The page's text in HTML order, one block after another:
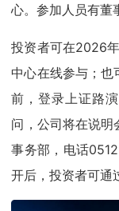
心。参加人员有董
投资者可在2026
中心在线参与；
前，登录上证路
问，公司将在说明
事务部，电话
开后，投资者可通